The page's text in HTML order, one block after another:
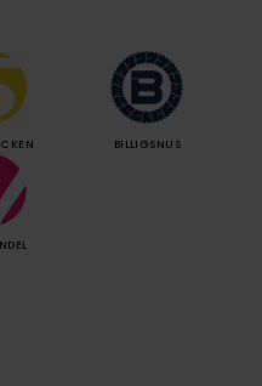
BILLIGSNUS